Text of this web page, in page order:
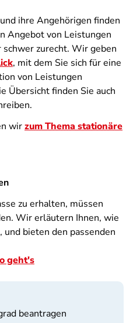
ihre Angehörigen finden
Angebot von Leistungen
zurecht. Wir geben
, mit dem Sie sich für eine
von Leistungen
Übersicht finden Sie auch
wirzum Thema stationäre
zu erhalten, müssen
Wir erläutern Ihnen, wie
bieten den passenden
geht's
beantragen